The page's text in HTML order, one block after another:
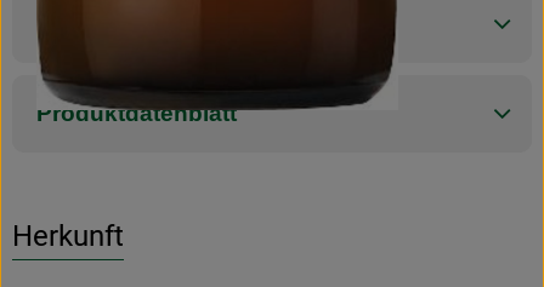
Nährwert-Info
Produktdatenblatt
Herkunft